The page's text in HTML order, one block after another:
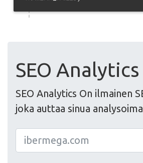
SEO Analytics
SEO Analytics On ilmainen
joka auttaa sinua